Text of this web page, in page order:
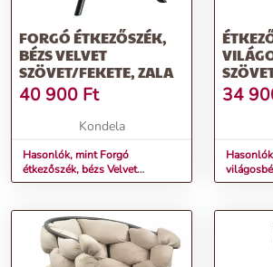
FORGÓ ÉTKEZŐSZÉK,
BÉZS VELVET
SZÖVET/FEKETE, ZALA
40 900 Ft
Kondela
Hasonlók, mint Forgó
étkezőszék, bézs Velvet
szövet/fekete, ZALA
34
szövet/